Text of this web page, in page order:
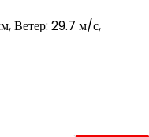
Ветер: 29.7 м/с,